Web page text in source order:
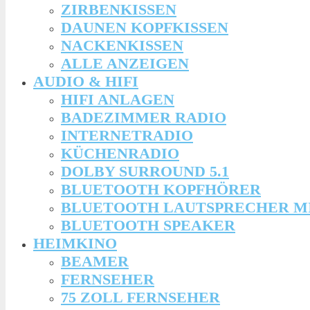
ZIRBENKISSEN
DAUNEN KOPFKISSEN
NACKENKISSEN
ALLE ANZEIGEN
AUDIO & HIFI
HIFI ANLAGEN
BADEZIMMER RADIO
INTERNETRADIO
KÜCHENRADIO
DOLBY SURROUND 5.1
BLUETOOTH KOPFHÖRER
BLUETOOTH LAUTSPRECHER
BLUETOOTH SPEAKER
HEIMKINO
BEAMER
FERNSEHER
75 ZOLL FERNSEHER